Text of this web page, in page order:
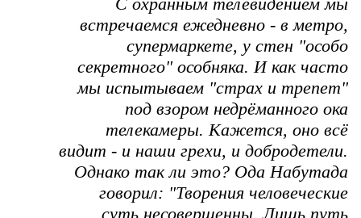
встречаемся ежедневно - в метро,
супермаркете, у стен "особо
секретного" особняка. И как часто
мы испытываем "страх и трепет"
под взором недрёманного ока
телекамеры. Кажется, оно всё
видит - и наши грехи, и добродетели.
Однако так ли это? Ода Набутада
говорил: "Творения человеческие
суть несовершенны. Лишь путь